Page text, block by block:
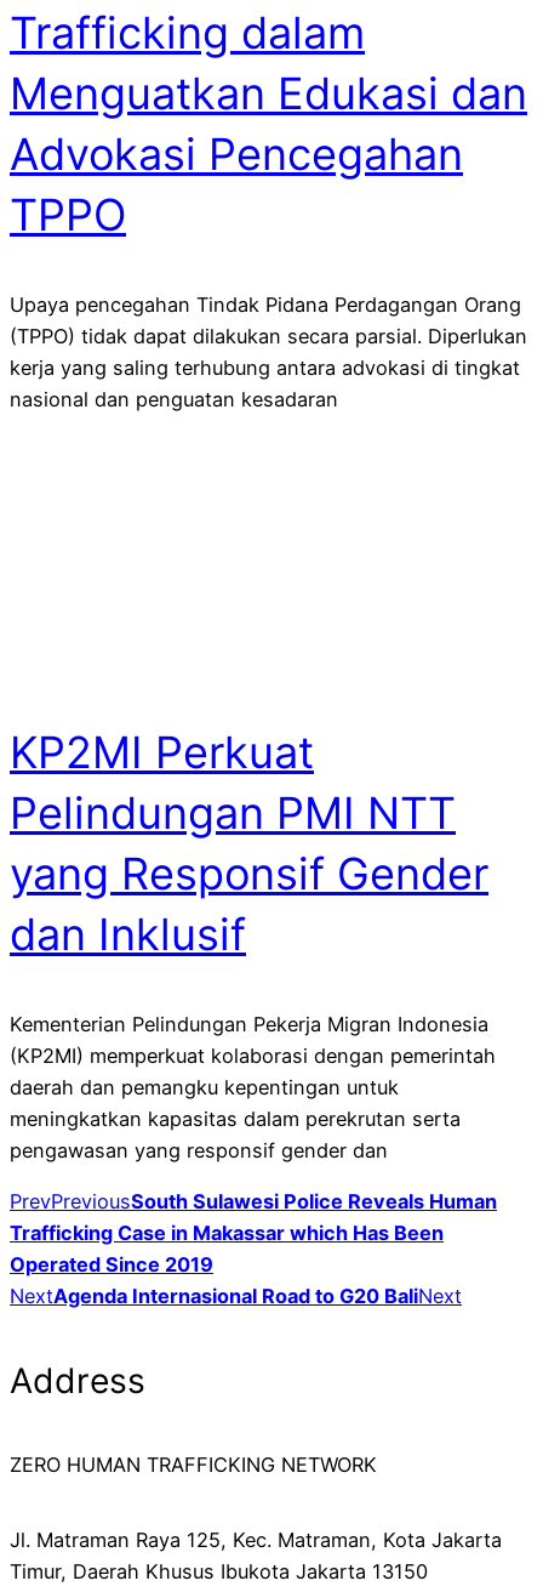
Trafficking dalam
Menguatkan Edukasi dan
Advokasi Pencegahan
TPPO
Upaya pencegahan Tindak Pidana Perdagangan Orang
(TPPO) tidak dapat dilakukan secara parsial. Diperlukan
kerja yang saling terhubung antara advokasi di tingkat
nasional dan penguatan kesadaran
KP2MI Perkuat
Pelindungan PMI NTT
yang Responsif Gender
dan Inklusif
Kementerian Pelindungan Pekerja Migran Indonesia
(KP2MI) memperkuat kolaborasi dengan pemerintah
daerah dan pemangku kepentingan untuk
meningkatkan kapasitas dalam perekrutan serta
pengawasan yang responsif gender dan
PrevPreviousSouth Sulawesi Police Reveals Human
Trafficking Case in Makassar which Has Been
Operated Since 2019
NextAgenda Internasional Road to G20 BaliNext
Address
ZERO HUMAN TRAFFICKING NETWORK
Jl. Matraman Raya 125, Kec. Matraman, Kota Jakarta
Timur, Daerah Khusus Ibukota Jakarta 13150